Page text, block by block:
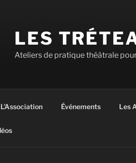
LES
Ateliers de pratique théâtrale
L’Association Événements Les